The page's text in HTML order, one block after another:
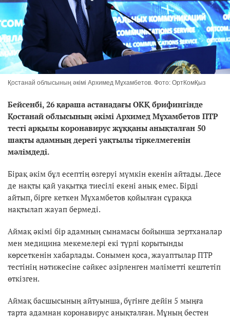
Қостанай облысының әкімі Архимед Мұхамбетов. Фото: ОртКомҚыз
Бейсенбі, 26 қараша астанадағы ОКҚ брифингінде
Қостанай облысының әкімі Архимед Мұхамбетов ПТР
тесті арқылы коронавирус жұққаны анықталған 50
шақты адамның дерегі уақтылы тіркелмегенін
мәлімдеді.
Бірақ әкім бұл есептің өзгеруі мүмкін екенін айтады. Десе
де нақты қай уақытқа тиесілі екені анық емес. Бірді
айтып, бірге кеткен Мұхамбетов қойылған сұраққа
нақтылап жауап бермеді.
Аймақ әкімі бір адамның сынамасы бойынша зертханалар
мен медицина мекемелері екі түрлі қорытынды
көрсеткенін хабарлады. Сонымен қоса, жауаптылар ПТР
тестінің нәтижесіне сәйкес әзірленген мәліметті кештетіп
өткізген.
Аймақ басшысының айтуынша, бүгінге дейін 5 мыңға
тарта адамнан коронавирус анықталған. Мұның бестен